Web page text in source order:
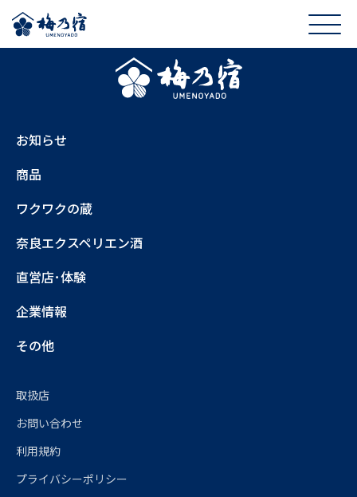
お知らせ
商品
ワクワクの蔵
奈良エクスペリエン酒
直営店･体験
企業情報
その他
取扱店
お問い合わせ
利用規約
プライバシーポリシー